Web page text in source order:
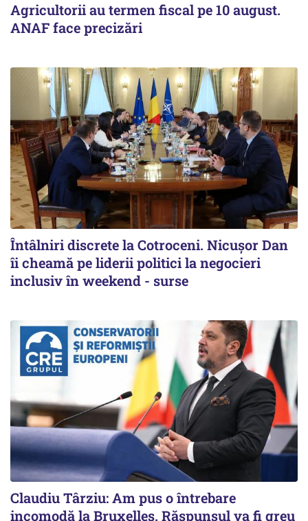
Agricultorii au termen fiscal pe 10 august.
ANAF face precizări
Întâlniri discrete la Cotroceni. Nicușor Dan
îi cheamă pe liderii politici la negocieri
inclusiv în weekend - surse
Claudiu Târziu: Am pus o întrebare
incomodă la Bruxelles. Răspunsul va fi greu